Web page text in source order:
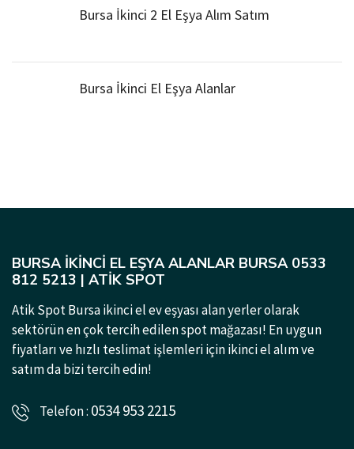
Bursa İkinci 2 El Eşya Alım Satım
Bursa İkinci El Eşya Alanlar
BURSA İKINCI EL EŞYA ALANLAR BURSA 0533
812 5213 | ATIK SPOT
Atik Spot Bursa ikinci el ev eşyası alan yerler olarak
sektörün en çok tercih edilen spot mağazası! En uygun
fiyatları ve hızlı teslimat işlemleri için ikinci el alım ve
satım da bizi tercih edin!
Telefon : 0534 953 2215